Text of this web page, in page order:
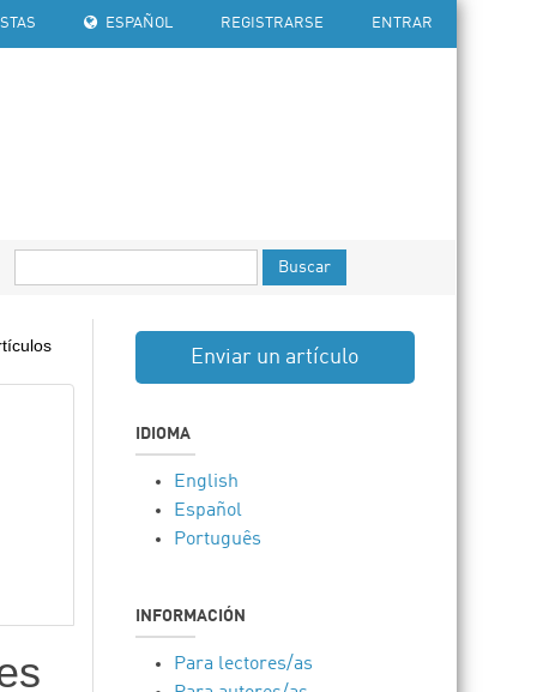
ESPAÑOL REGISTRARSE ENTRAR
Buscar
Enviar un artículo
IDIOMA
English
Español
Português
INFORMACIÓN
Para lectores/as